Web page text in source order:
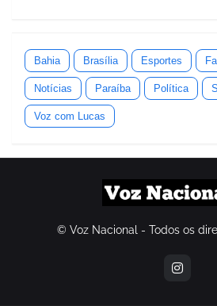
Bahia Brasília Esportes
Notícias Paraíba Política
Voz com Lucas
© Voz Nacional - Todos os